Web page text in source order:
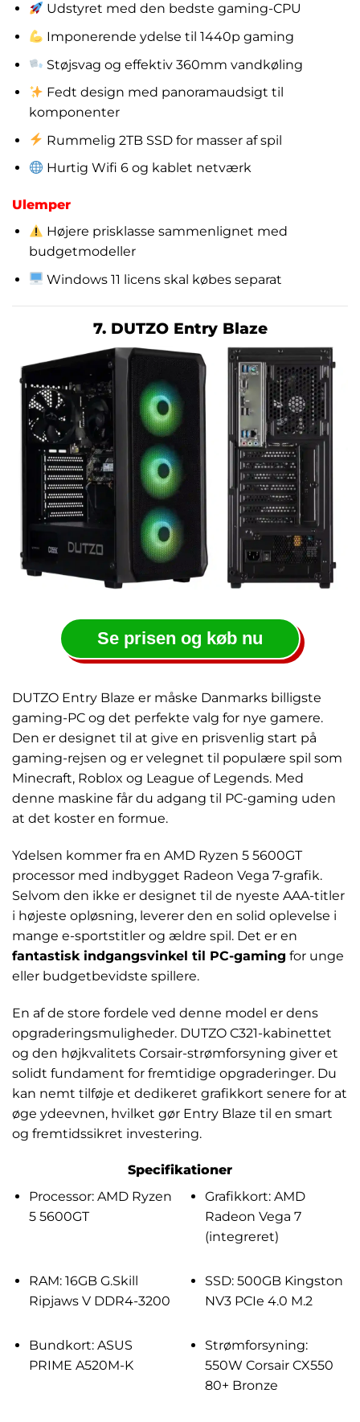
Udstyret med den bedste gaming-CPU
Imponerende ydelse til 1440p gaming
Støjsvag og effektiv 360mm vandkøling
Fedt design med panoramaudsigt til
komponenter
Rummelig 2TB SSD for masser af spil
Hurtig Wifi 6 og kablet netværk
Ulemper
Højere prisklasse sammenlignet med
budgetmodeller
Windows 11 licens skal købes separat
7. DUTZO Entry Blaze
Se prisen og køb nu
DUTZO Entry Blaze er måske Danmarks billigste
gaming-PC og det perfekte valg for nye gamere.
Den er designet til at give en prisvenlig start på
gaming-rejsen og er velegnet til populære spil som
Minecraft, Roblox og League of Legends. Med
denne maskine får du adgang til PC-gaming uden
at det koster en formue.
Ydelsen kommer fra en AMD Ryzen 5 5600GT
processor med indbygget Radeon Vega 7-grafik.
Selvom den ikke er designet til de nyeste AAA-titler
i højeste opløsning, leverer den en solid oplevelse i
mange e-sportstitler og ældre spil. Det er en
fantastisk indgangsvinkel til PC-gaming for unge
eller budgetbevidste spillere.
En af de store fordele ved denne model er dens
opgraderingsmuligheder. DUTZO C321-kabinettet
og den højkvalitets Corsair-strømforsyning giver et
solidt fundament for fremtidige opgraderinger. Du
kan nemt tilføje et dedikeret grafikkort senere for at
øge ydeevnen, hvilket gør Entry Blaze til en smart
og fremtidssikret investering.
Specifikationer
Processor: AMD Ryzen
5 5600GT
Grafikkort: AMD
Radeon Vega 7
(integreret)
RAM: 16GB G.Skill
Ripjaws V DDR4-3200
SSD: 500GB Kingston
NV3 PCIe 4.0 M.2
Bundkort: ASUS
PRIME A520M-K
Strømforsyning:
550W Corsair CX550
80+ Bronze